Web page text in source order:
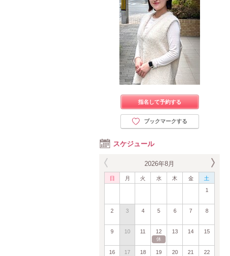
指名して予約する
ブックマークする
スケジュール
2026年8月
日 月 火 水 木 金
土
1
2 3 4 5 6 7 8
9 10 11 12
休
13 14 15
16 17 18 19 20 21 22